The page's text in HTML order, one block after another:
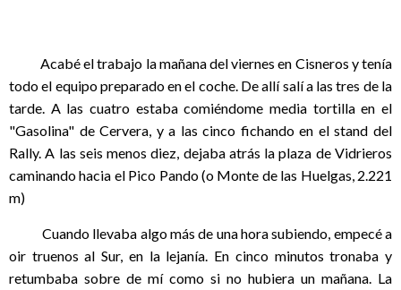
Acabé el trabajo la mañana del viernes en Cisneros y tenía
todo el equipo preparado en el coche. De allí salí a las tres de la
tarde. A las cuatro estaba comiéndome media tortilla en el
"Gasolina" de Cervera, y a las cinco fichando en el stand del
Rally. A las seis menos diez, dejaba atrás la plaza de Vidrieros
caminando hacia el Pico Pando (o Monte de las Huelgas, 2.221
m)
Cuando llevaba algo más de una hora subiendo, empecé a
oir truenos al Sur, en la lejanía. En cinco minutos tronaba y
retumbaba sobre de mí como si no hubiera un mañana. La